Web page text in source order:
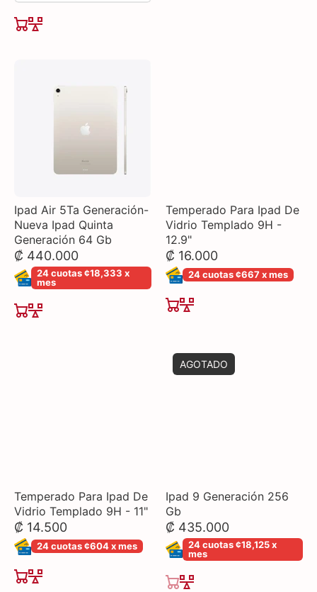
Ipad Air 5Ta Generación-
Nueva Ipad Quinta
Generación 64 Gb
₡ 440.000
24 cuotas ¢18,333 x
mes
Temperado Para Ipad De
Vidrio Templado 9H -
12.9"
₡ 16.000
24 cuotas ¢667 x mes
Temperado Para Ipad De
Vidrio Templado 9H - 11"
₡ 14.500
24 cuotas ¢604 x mes
Ipad 9 Generación 256
Gb
₡ 435.000
24 cuotas ¢18,125 x
mes
AGOTADO